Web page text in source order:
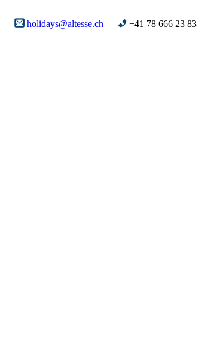
holidays@altesse.ch +41 78 666 23 83